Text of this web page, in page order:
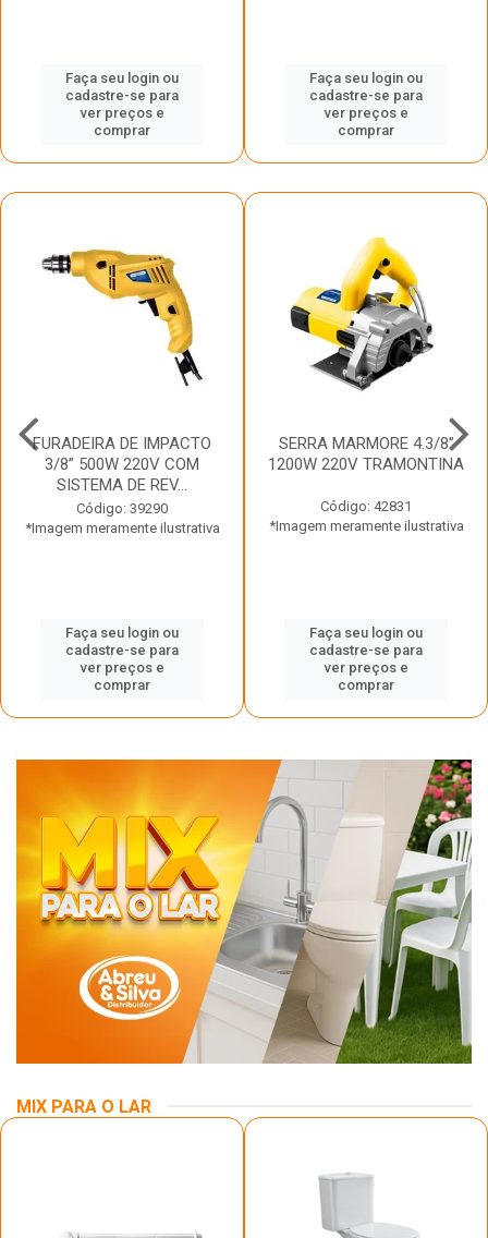
Faça seu login ou
cadastre-se para
ver preços e
comprar
Faça seu login ou
cadastre-se para
ver preços e
comprar
FURADEIRA DE IMPACTO
3/8” 500W 220V COM
SISTEMA DE REV...
Código: 39290
*Imagem meramente ilustrativa
Faça seu login ou
cadastre-se para
ver preços e
comprar
SERRA MARMORE 4.3/8”
1200W 220V TRAMONTINA
Código: 42831
*Imagem meramente ilustrativa
Faça seu login ou
cadastre-se para
ver preços e
comprar
MIX PARA O LAR